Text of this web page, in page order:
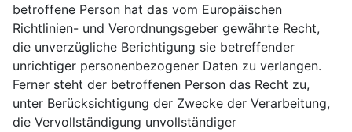
betroffene Person hat das vom Europäischen
Richtlinien- und Verordnungsgeber gewährte Recht,
die unverzügliche Berichtigung sie betreffender
unrichtiger personenbezogener Daten zu verlangen.
Ferner steht der betroffenen Person das Recht zu,
unter Berücksichtigung der Zwecke der Verarbeitung,
die Vervollständigung unvollständiger